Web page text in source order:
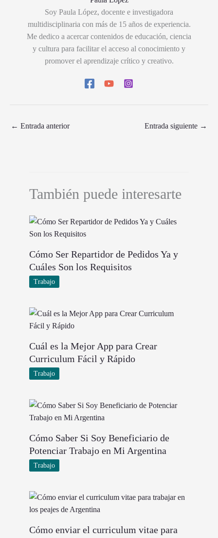
Soy Paula López, docente e investigadora
multidisciplinaria con más de 15 años de experiencia.
Me dedico a acercar contenidos de educación, ciencia
y cultura para facilitar el acceso al conocimiento y
promover el aprendizaje crítico y creativo.
← Entrada anterior Entrada siguiente →
También puede interesarte
Cómo Ser Repartidor de Pedidos Ya y
Cuáles Son los Requisitos
Trabajo
Cuál es la Mejor App para Crear
Curriculum Fácil y Rápido
Trabajo
Cómo Saber Si Soy Beneficiario de
Potenciar Trabajo en Mi Argentina
Trabajo
Cómo enviar el curriculum vitae para